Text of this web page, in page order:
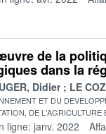
de la
dans la
Didier LE
ET DU
DE
ligne: janv. 2022